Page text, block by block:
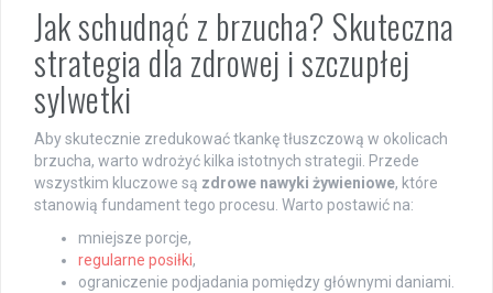
Jak schudnąć z brzucha? Skuteczna
strategia dla zdrowej i szczupłej
sylwetki
Aby skutecznie zredukować tkankę tłuszczową w okolicach
brzucha, warto wdrożyć kilka istotnych strategii. Przede
wszystkim kluczowe są zdrowe nawyki żywieniowe, które
stanowią fundament tego procesu. Warto postawić na:
mniejsze porcje,
regularne posiłki,
ograniczenie podjadania pomiędzy głównymi daniami.